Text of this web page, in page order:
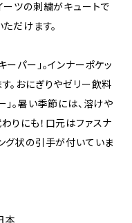
ーツの刺繍がキュートで
だけます。
パー」。インナーポケッ
。おにぎりやゼリー飲料
。暑い季節には、溶けや
りにも！口元はファスナ
グ状の引手が付いていま
本